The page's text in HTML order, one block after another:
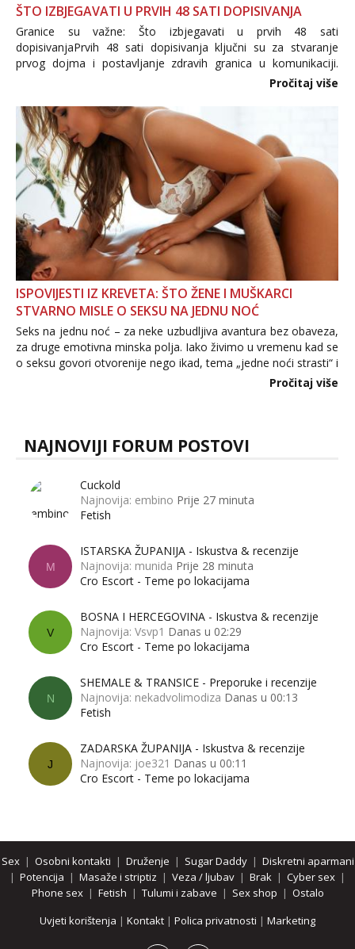
ŠTO IZBJEGAVATI U PRVIH 48 SATI DOPISIVANJA
Granice su važne: Što izbjegavati u prvih 48 sati
dopisivanjaPrvih 48 sati dopisivanja ključni su za stvaranje
prvog dojma i postavljanje zdravih granica u komunikaciji.
Važno je izbjeći prebrzo otkrivanje osobnih ili intimnih
povjerenje. Takođe...
Pročitaj više
ISPOVIJESTI IZ KREVETA: ŠTO ŽENE I MUŠKARCI
STVARNO MISLE O SEKSU NA JEDNU NOĆ
Seks na jednu noć – za neke uzbudljiva avantura bez obaveza,
za druge emotivna minska polja. Iako živimo u vremenu kad se
o seksu govori otvorenije nego ikad, tema „jedne noći strasti“ i
dalje izaziva burne rasprave. Što zapravo misle žene, a što
Pročitaj više
NAJNOVIJI FORUM POSTOVI
Cuckold
Najnovija: embino Prije 27 minuta
Fetish
M
ISTARSKA ŽUPANIJA - Iskustva & recenzije
Najnovija: munida Prije 28 minuta
Cro Escort - Teme po lokacijama
V
BOSNA I HERCEGOVINA - Iskustva & recenzije
Najnovija: Vsvp1 Danas u 02:29
Cro Escort - Teme po lokacijama
N
SHEMALE & TRANSICE - Preporuke i recenzije
Najnovija: nekadvolimodiza Danas u 00:13
Fetish
J
ZADARSKA ŽUPANIJA - Iskustva & recenzije
Najnovija: joe321 Danas u 00:11
Cro Escort - Teme po lokacijama
Sex| Osobni kontakti | Druženje | Sugar Daddy| Diskretni aparmani
| Potencija | Masaže i striptiz | Veza / ljubav | Brak | Cyber sex |
Phone sex| Fetish | Tulumi i zabave | Sex shop | Ostalo
Uvjeti korištenja | Kontakt | Polica privatnosti | Marketing